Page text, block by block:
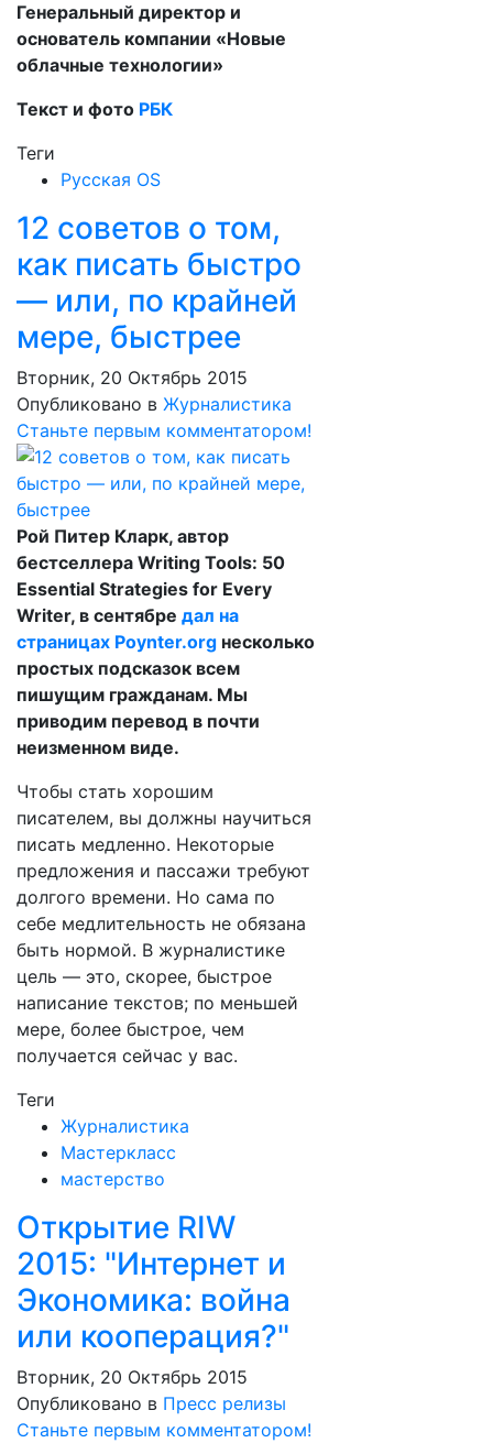
Генеральный директор и
основатель компании «Новые
облачные технологии»
Текст и фото РБК
Теги
Русская OS
12 советов о том,
как писать быстро
— или, по крайней
мере, быстрее
Вторник, 20 Октябрь 2015
Опубликовано в Журналистика
Станьте первым комментатором!
Рой Питер Кларк, автор
бестселлера Writing Tools: 50
Essential Strategies for Every
Writer, в сентябре дал на
страницах Poynter.org несколько
простых подсказок всем
пишущим гражданам. Мы
приводим перевод в почти
неизменном виде.
Чтобы стать хорошим
писателем, вы должны научиться
писать медленно. Некоторые
предложения и пассажи требуют
долгого времени. Но сама по
себе медлительность не обязана
быть нормой. В журналистике
цель — это, скорее, быстрое
написание текстов; по меньшей
мере, более быстрое, чем
получается сейчас у вас.
Теги
Журналистика
Мастеркласс
мастерство
Открытие RIW
2015: "Интернет и
Экономика: война
или кооперация?"
Вторник, 20 Октябрь 2015
Опубликовано в Пресс релизы
Станьте первым комментатором!